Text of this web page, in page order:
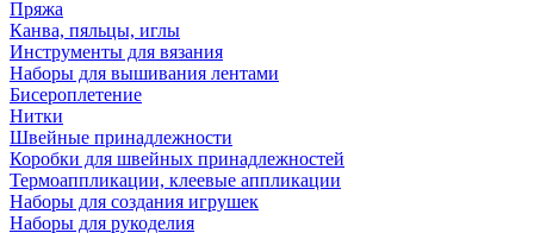
Пряжа
Канва, пяльцы, иглы
Инструменты для вязания
Наборы для вышивания лентами
Бисероплетение
Нитки
Швейные принадлежности
Коробки для швейных принадлежностей
Термоаппликации, клеевые аппликации
Наборы для создания игрушек
Наборы для рукоделия